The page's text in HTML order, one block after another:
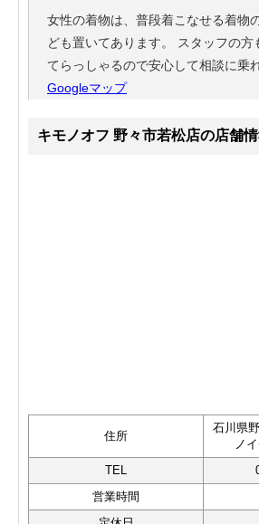
女性の着物は、普段着こなせる着物
ども置いてあります。 スタッフの方
てらっしゃるので安心して相談に乗
Googleマップ
キモノオフ 野々市若松店の店舗
住所
石川県
ノ
TEL
営業時間